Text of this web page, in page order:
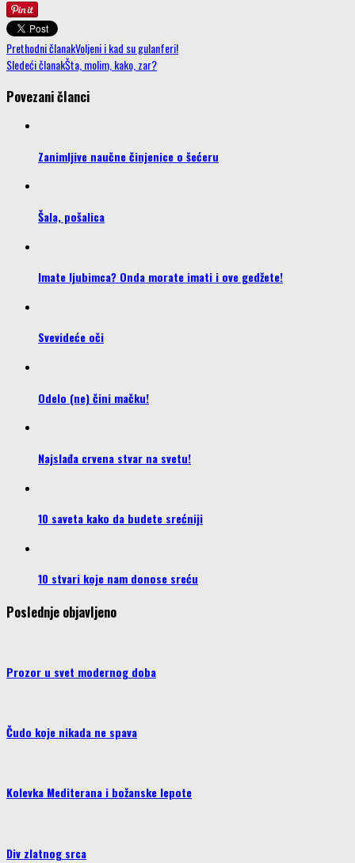
Prethodni članakVoljeni i kad su gulanferi!
Sledeći članakŠta, molim, kako, zar?
Povezani članci
Zanimljive naučne činjenice o šećeru
Šala, pošalica
Imate ljubimca? Onda morate imati i ove gedžete!
Svevideće oči
Odelo (ne) čini mačku!
Najslađa crvena stvar na svetu!
10 saveta kako da budete srećniji
10 stvari koje nam donose sreću
Poslednje objavljeno
Prozor u svet modernog doba
Čudo koje nikada ne spava
Kolevka Mediterana i božanske lepote
Div zlatnog srca